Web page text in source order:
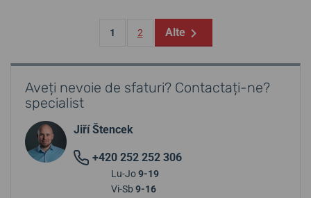
1 2 Alte
Aveți nevoie de sfaturi? Contactați-ne?
specialist
Jiří Štencek
+420 252 252 306
Lu-Jo9-19
Vi-Sb 9-16